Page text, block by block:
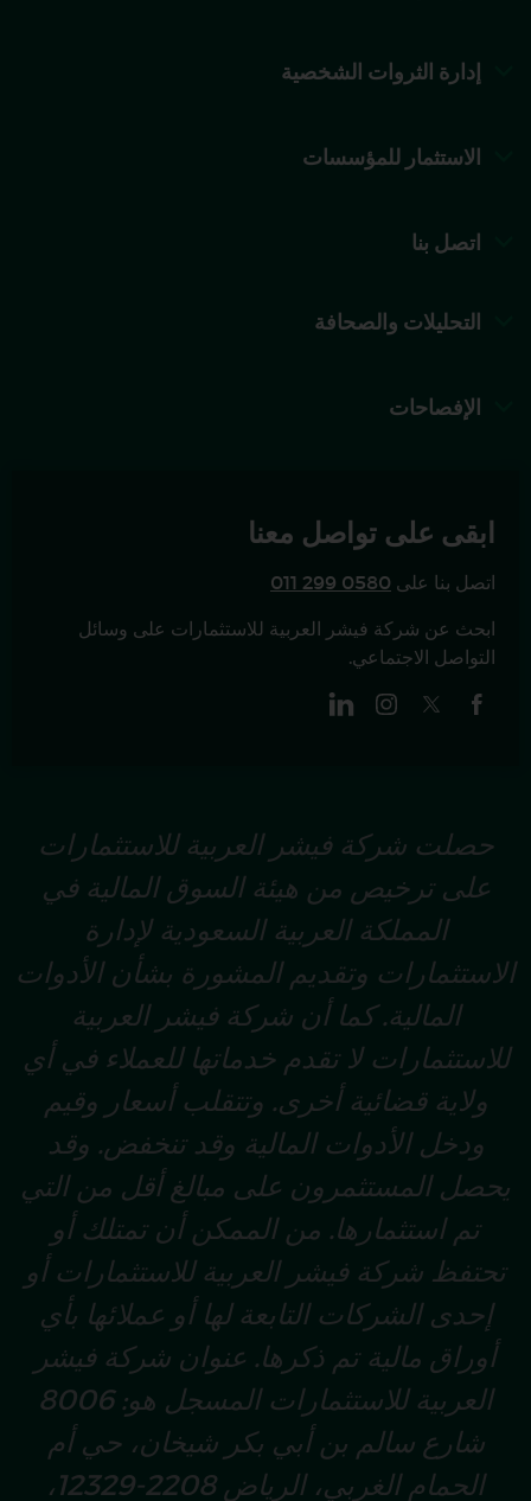
إدارة الثروات الشخصية
الاستثمار للمؤسسات
اتصل بنا
التحليلات والصحافة
الإفصاحات
ابقى على تواصل معنا
اتصل بنا على 011 299 0580
ابحث عن شركة فيشر العربية للاستثمارات على وسائل
التواصل الاجتماعي.
حصلت شركة فيشر العربية للاستثمارات
على ترخيص من هيئة السوق المالية في
المملكة العربية السعودية لإدارة
الاستثمارات وتقديم المشورة بشأن الأدوات
المالية. كما أن شركة فيشر العربية
للاستثمارات لا تقدم خدماتها للعملاء في أي
ولاية قضائية أخرى. وتتقلب أسعار وقيم
ودخل الأدوات المالية وقد تنخفض. وقد
يحصل المستثمرون على مبالغ أقل من التي
تم استثمارها. من الممكن أن تمتلك أو
تحتفظ شركة فيشر العربية للاستثمارات أو
إحدى الشركات التابعة لها أو عملائها بأي
أوراق مالية تم ذكرها. عنوان شركة فيشر
العربية للاستثمارات المسجل هو: 8006
شارع سالم بن أبي بكر شيخان، حي أم
الحمام الغربي، الرياض 2208-12329،